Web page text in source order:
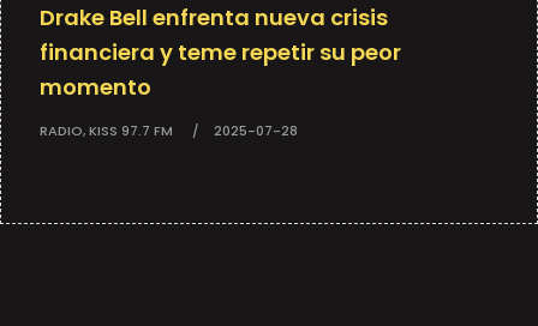
Drake Bell enfrenta nueva crisis
financiera y teme repetir su peor
momento
RADIO, KISS 97.7 FM 2025-07-28